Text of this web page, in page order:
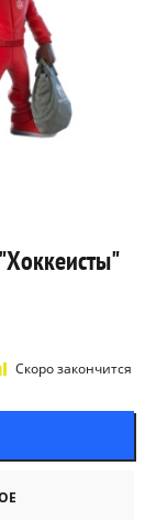
Скоро закончится